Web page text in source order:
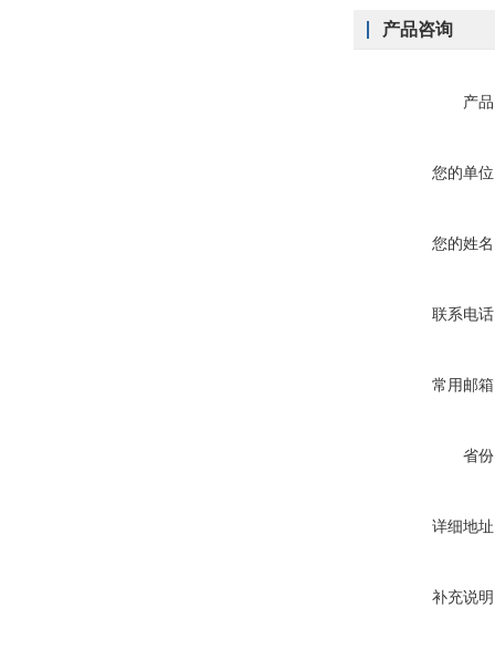
产品咨询
产
您的单
您的姓
联系电
常用邮
省
详细地
补充说